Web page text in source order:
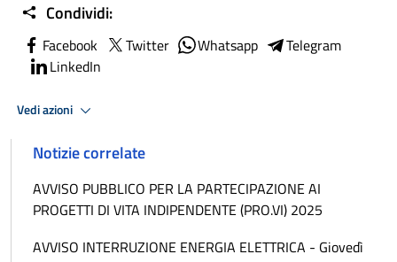
Condividi:
Facebook Twitter Whatsapp
Telegram
LinkedIn
Vedi azioni
Notizie correlate
AVVISO PUBBLICO PER LA PARTECIPAZIONE AI
PROGETTI DI VITA INDIPENDENTE (PRO.VI) 2025
AVVISO INTERRUZIONE ENERGIA ELETTRICA - Giovedì